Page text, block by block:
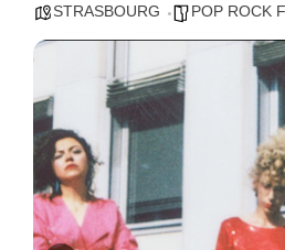
STRASBOURG POP ROCK